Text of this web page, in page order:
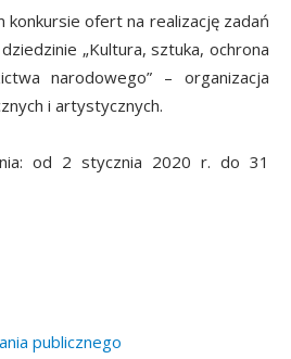
konkursie ofert na realizację zadań
„Kultura, sztuka, ochrona
narodowego” – organizacja
i artystycznych.
od 2 stycznia 2020 r. do 31
publicznego